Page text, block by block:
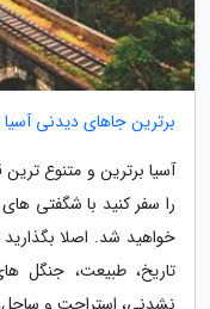
برترین جاهای دیدنی آسیا در
آسیا برترین و متنوع
را سفر کنید با شگفتی
خواهید شد. اصلا
تاریخ، طبیعت، جنگل
نشدنی، استراحت و